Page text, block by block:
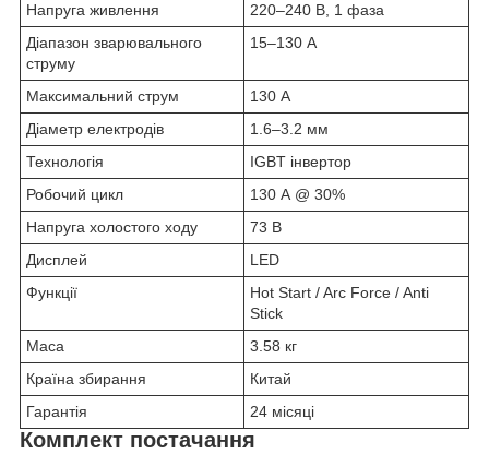
Напруга живлення
220–240 В, 1 фаза
Діапазон зварювального
струму
15–130 А
Максимальний струм
130 А
Діаметр електродів
1.6–3.2 мм
Технологія
IGBT інвертор
Робочий цикл
130 А @ 30%
Напруга холостого ходу
73 В
Дисплей
LED
Функції
Hot Start / Arc Force / Anti
Stick
Маса
3.58 кг
Країна збирання
Китай
Гарантія
24 місяці
Комплект постачання